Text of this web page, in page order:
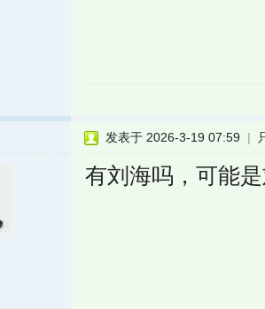
发表于 2026-3-19 07:59 |
有刘海吗，可能